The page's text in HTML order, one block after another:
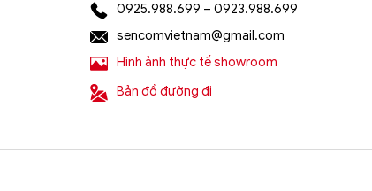
0925.988.699 – 0923.988.699
sencomvietnam@gmail.com
Hình ảnh thực tế showroom
Bản đồ đường đi